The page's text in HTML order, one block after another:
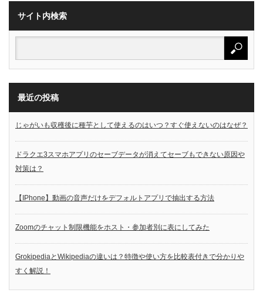
サイト内検索
最近の投稿
じゃがいも収穫後に種芋として使えるのはいつ？すぐ使えないのはなぜ？
ドラクエ3スマホアプリのセーブデータが消えてセーブもできない原因や
対策は？
【IPhone】動画の音声だけをデフォルトアプリで抽出する方法
Zoomのチャット制限機能をホスト・参加者別に表にしてみた
GrokipediaとWikipediaの違いは？特徴や使い方を比較表付きで分かりや
すく解説！